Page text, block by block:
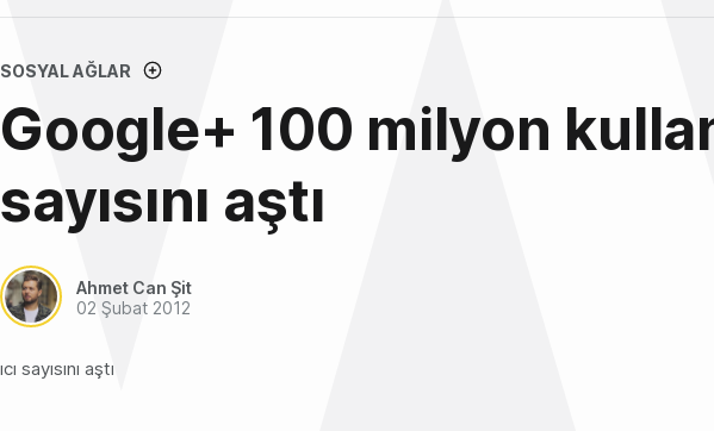
SOSYAL AĞLAR
Google+ 100 milyon
sayısını aştı
Ahmet Can Şit
02 Şubat 2012